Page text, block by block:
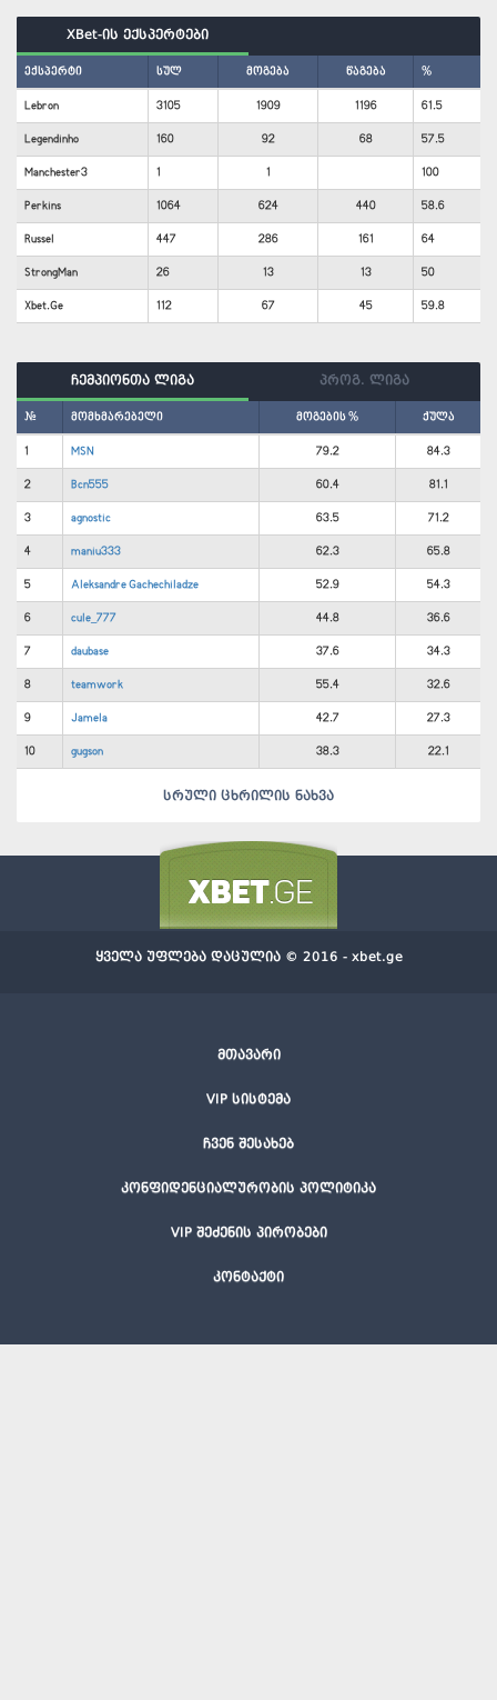
XBet-ის ექსპერტები
ექსპერტი სულ მოგება წაგება %
Lebron 3105 1909 1196 61.5
Legendinho 160 92 68 57.5
Manchester3 1 1 100
Perkins 1064 624 440 58.6
Russel 447 286 161 64
StrongMan 26 13 13 50
Xbet.Ge 112 67 45 59.8
ჩემპიონთა ლიგა პროგ. ლიგა
# მომხმარებელი მოგების % ქულა
1 MSN 79.2 84.3
2 Bcn555 60.4 81.1
3 agnostic 63.5 71.2
4 maniu333 62.3 65.8
5 Aleksandre Gachechiladze 52.9 54.3
6 cule_777 44.8 36.6
7 daubase 37.6 34.3
8 teamwork 55.4 32.6
9 Jamela 42.7 27.3
10 gugson 38.3 22.1
სრული ცხრილის ნახვა
მთავარი
VIP სისტემა
ჩვენ შესახებ
კონფიდენციალურობის პოლიტიკა
VIP შეძენის პირობები
კონტაქტი
ყველა უფლება დაცულია © 2016 - xbet.ge